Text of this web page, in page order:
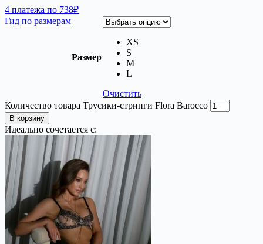
4 платежа по 738₽
Гид по размерам
Размер
XS
S
M
L
Очистить
Количество товара Трусики-стринги Flora Barocco
В корзину
Идеально сочетается с: